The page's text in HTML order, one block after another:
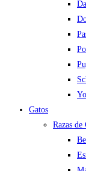
Gatos
Razas de